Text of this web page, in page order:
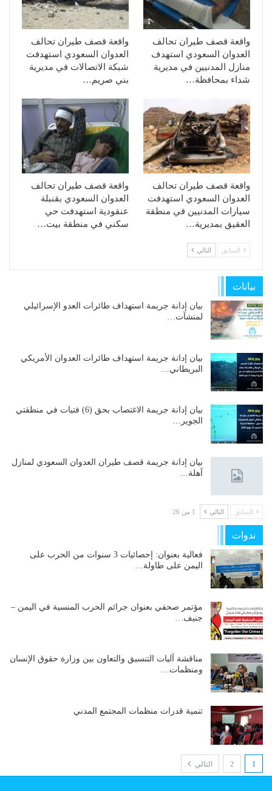
واقعة قصف طيران تحالف
العدوان السعودي استهدف
منازل المدنيين في مديرية
شداء بمحافظة…
واقعة قصف طيران تحالف
العدوان السعودي استهدفت
شبكة الاتصالات في مديرية
بني صريم…
واقعة قصف طيران تحالف
العدوان السعودي استهدفت
سيارات المدنيين في منطقة
العقيق بمديرية…
واقعة قصف طيران تحالف
العدوان السعودي بقنبلة
عنقودية استهدفت حي
سكني في منطقة بيت…
السابق التالي
بيانات
بيان إدانة جريمة استهداف طائرات العدو الإسرائيلي
لمنشآت…
بيان إدانة جريمة استهداف طائرات العدوان الأمريكي
البريطاني…
بيان إدانة جريمة الاغتصاب بحق (6) فتيات في منطقتي
الجوير…
بيان إدانة جريمة قصف طيران العدوان السعودي لمنازل
آهلة…
السابق التالي 1 من 26
ندوات
فعالية بعنوان: إحصائيات 3 سنوات من الحرب على
اليمن على طاولة…
مؤتمر صحفي بعنوان جرائم الحرب المنسية في اليمن –
جنيف…
مناقشة آليات التنسيق والتعاون بين وزارة حقوق الإنسان
ومنظمات…
تنمية قدرات منظمات المجتمع المدني
1
2 التالي